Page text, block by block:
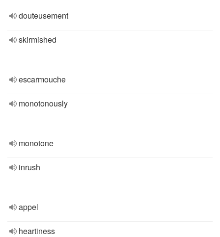
douteusement
skirmished
escarmouche
monotonously
monotone
inrush
appel
heartiness